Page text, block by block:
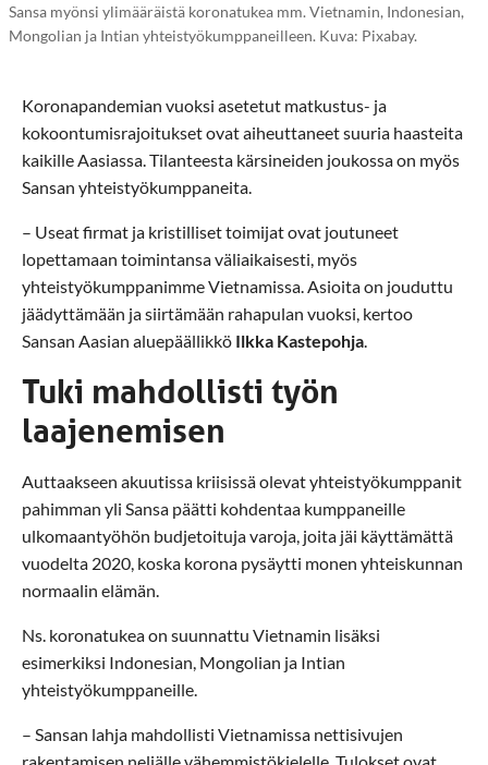
Sansa myönsi ylimääräistä koronatukea mm. Vietnamin, Indonesian,
Mongolian ja Intian yhteistyökumppaneilleen. Kuva: Pixabay.
Koronapandemian vuoksi asetetut matkustus- ja
kokoontumisrajoitukset ovat aiheuttaneet suuria haasteita
kaikille Aasiassa. Tilanteesta kärsineiden joukossa on myös
Sansan yhteistyökumppaneita.
– Useat firmat ja kristilliset toimijat ovat joutuneet
lopettamaan toimintansa väliaikaisesti, myös
yhteistyökumppanimme Vietnamissa. Asioita on jouduttu
jäädyttämään ja siirtämään rahapulan vuoksi, kertoo
Sansan Aasian aluepäällikkö Ilkka Kastepohja.
Tuki mahdollisti työn
laajenemisen
Auttaakseen akuutissa kriisissä olevat yhteistyökumppanit
pahimman yli Sansa päätti kohdentaa kumppaneille
ulkomaantyöhön budjetoituja varoja, joita jäi käyttämättä
vuodelta 2020, koska korona pysäytti monen yhteiskunnan
normaalin elämän.
Ns. koronatukea on suunnattu Vietnamin lisäksi
esimerkiksi Indonesian, Mongolian ja Intian
yhteistyökumppaneille.
– Sansan lahja mahdollisti Vietnamissa nettisivujen